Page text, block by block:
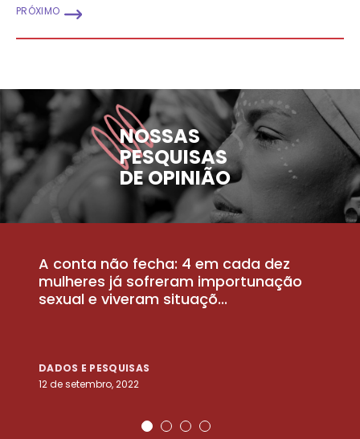
PRÓXIMO
NOSSAS
PESQUISAS
DE OPINIÃO
A conta não fecha: 4 em cada dez
mulheres já sofreram importunação
sexual e viveram situaçõ...
DADOS E PESQUISAS
12 de setembro, 2022